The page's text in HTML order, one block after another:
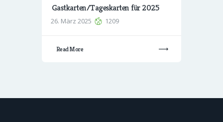
Gastkarten/Tageskarten für 2025
26. März 2025 1209
Read More